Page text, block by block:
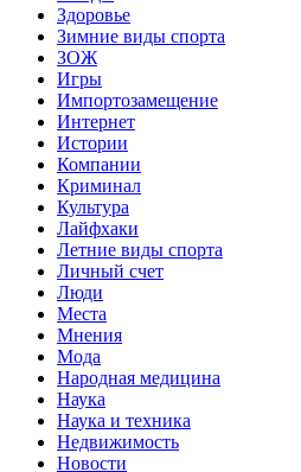
Здоровье
Зимние виды спорта
ЗОЖ
Игры
Импортозамещение
Интернет
Истории
Компании
Криминал
Культура
Лайфхаки
Летние виды спорта
Личный счет
Люди
Места
Мнения
Мода
Народная медицина
Наука
Наука и техника
Недвижимость
Новости